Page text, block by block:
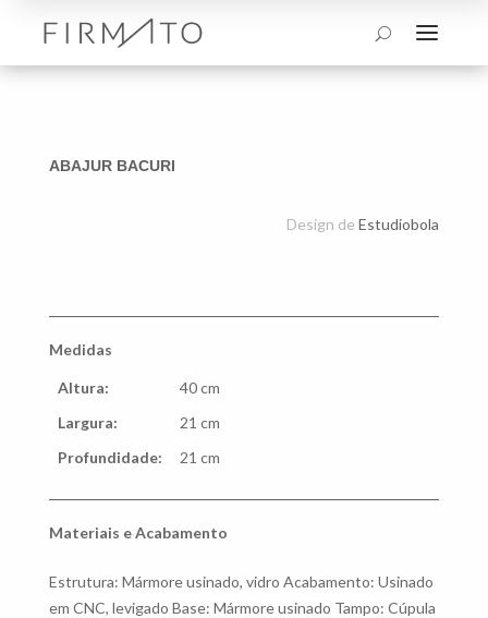
U a
ABAJUR BACURI
Design deEstudiobola
Medidas
Altura:
40 cm
Largura:
21 cm
Profundidade:
21 cm
Materiais e Acabamento
Estrutura: Mármore usinado, vidro Acabamento: Usinado
em CNC, levigado Base: Mármore usinado Tampo: Cúpula